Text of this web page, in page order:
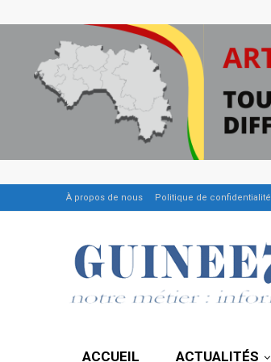
À propos de nous Politique de confidentialité
ACCUEIL ACTUALITÉS